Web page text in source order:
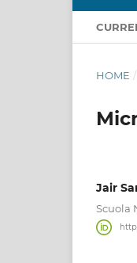
HOME /
Jair
Scuola